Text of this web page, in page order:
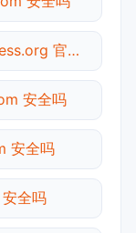
wordpress.org 官网入口
安全吗
安全吗
全吗